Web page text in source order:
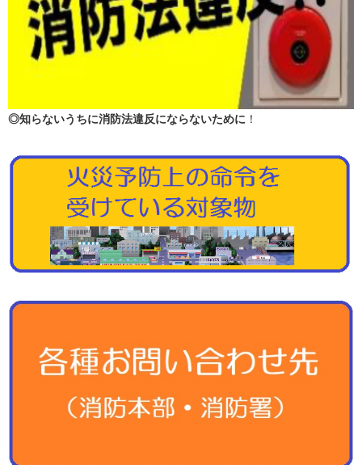
◎知らないうちに消防法違反にならないために ！